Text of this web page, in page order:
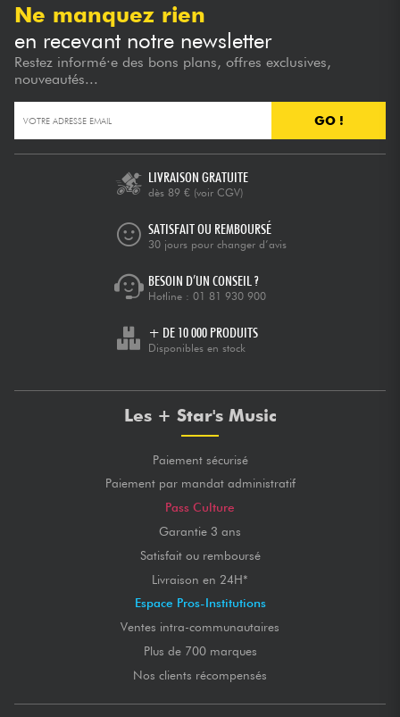
Violons & Quatuor
Eveil Musical
Câbles & Access.
Ne manquez rien
en recevant notre newsletter
Restez informé·e des bons plans, offres exclusives,
nouveautés...
GO !
LIVRAISON GRATUITE
dès 89 € (voir CGV)
SATISFAIT OU REMBOURSÉ
30 jours pour changer d’avis
BESOIN D’UN CONSEIL ?
Hotline : 01 81 930 900
+ DE 10 000 PRODUITS
Disponibles en stock
Les + Star's Music
Paiement sécurisé
Paiement par mandat administratif
Pass Culture
Garantie 3 ans
Satisfait ou remboursé
Livraison en 24H*
Espace Pros-Institutions
Ventes intra-communautaires
Plus de 700 marques
Nos clients récompensés